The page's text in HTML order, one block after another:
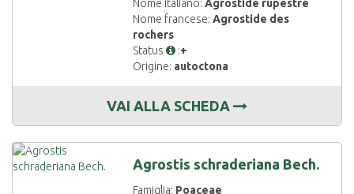
Nome italiano:Agrostide rupestre
Nome francese:Agrostide des
rochers
Status
:+
Origine: autoctona
VAI ALLA SCHEDA
Agrostis schraderiana Bech.
Famiglia: Poaceae